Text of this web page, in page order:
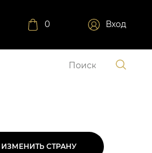
0 Вход
ИЗМЕНИТЬ СТРАНУ